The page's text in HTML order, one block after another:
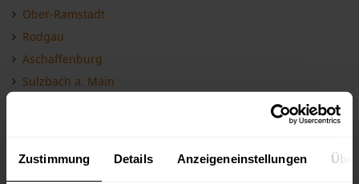
Zustimmung Details Anzeigeneinstellungen
Ober-Ramstadt
Rodgau
Aschaffenburg
Sulzbach a. Main